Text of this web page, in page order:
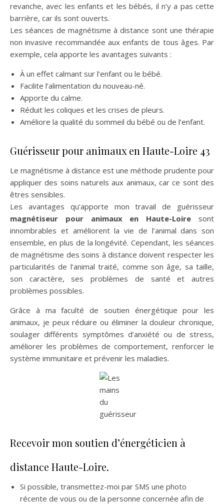
revanche, avec les enfants et les bébés, il n’y a pas cette
barrière, car ils sont ouverts.
Les séances de magnétisme à distance sont une thérapie
non invasive recommandée aux enfants de tous âges. Par
exemple, cela apporte les avantages suivants :
À un effet calmant sur l’enfant ou le bébé.
Facilite l’alimentation du nouveau-né.
Apporte du calme.
Réduit les coliques et les crises de pleurs.
Améliore la qualité du sommeil du bébé ou de l’enfant.
Guérisseur pour animaux en Haute-Loire 43
Le magnétisme à distance est une méthode prudente pour
appliquer des soins naturels aux animaux, car ce sont des
êtres sensibles.
Les avantages qu’apporte mon travail de guérisseur
magnétiseur pour animaux en Haute-Loire sont
innombrables et améliorent la vie de l’animal dans son
ensemble, en plus de la longévité. Cependant, les séances
de magnétisme des soins à distance doivent respecter les
particularités de l’animal traité, comme son âge, sa taille,
son caractère, ses problèmes de santé et autres
problèmes possibles.
Grâce à ma faculté de soutien énergétique pour les
animaux, je peux réduire ou éliminer la douleur chronique,
soulager différents symptômes d’anxiété ou de stress,
améliorer les problèmes de comportement, renforcer le
système immunitaire et prévenir les maladies.
Recevoir mon soutien d’énergéticien à
distance Haute-Loire.
Si possible, transmettez-moi par SMS une photo
récente de vous ou de la personne concernée afin de